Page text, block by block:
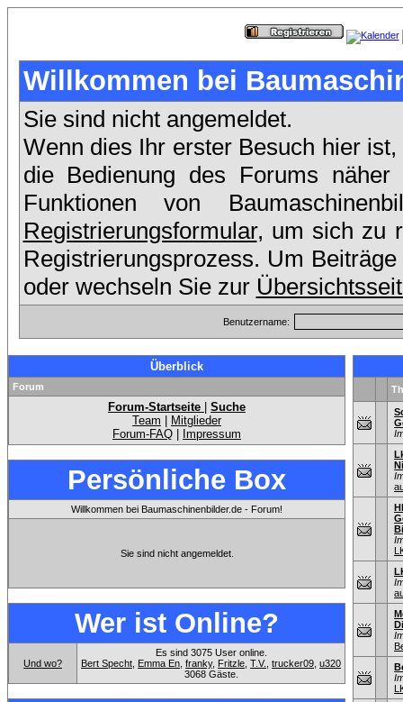
Willkommen bei
Sie sind nicht angemeldet.
Wenn dies Ihr erster Besuch hier
die Bedienung des Forums
Funktionen von
Registrierungsformular, um sich zu
Registrierungsprozess. Um
oder wechseln Sie zur
Benutzername:
Überblick
Forum
Forum-Startseite
Suche
Team
Mitglieder
Forum-FAQ
Impressum
Persönliche Box
Willkommen bei Baumaschinenbilder.de - Forum!
Sie sind nicht angemeldet.
Wer ist Online?
Und wo?
Es sind 3075 User online.
Bert Specht Emma En franky, Fritzle T.V. trucker09 u320
3068 Gäste.